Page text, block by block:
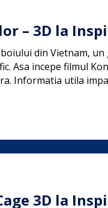
– 3D la
din Vietnam,
Asa incepe filmul
Informatia utila
3D la